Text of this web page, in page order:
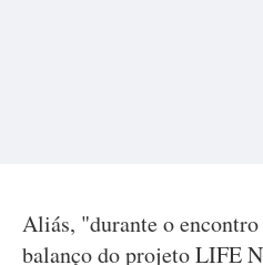
Aliás, "durante o encontro
balanço do projeto LIFE